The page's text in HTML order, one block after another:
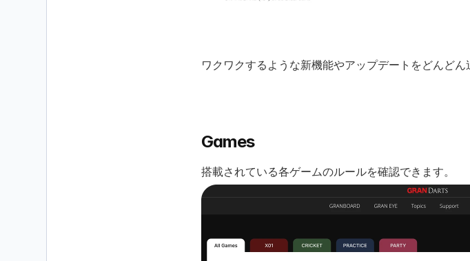
ワクワクするような新機能やアップデートをどんど
Games
搭載されている各ゲームのルールを確認できます。